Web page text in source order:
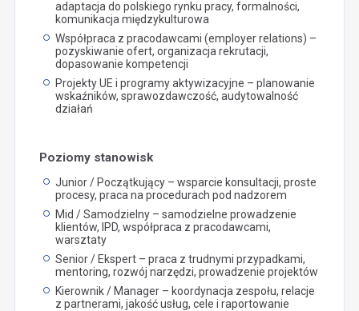
adaptacja do polskiego rynku pracy, formalności,
komunikacja międzykulturowa
Współpraca z pracodawcami (employer relations) –
pozyskiwanie ofert, organizacja rekrutacji,
dopasowanie kompetencji
Projekty UE i programy aktywizacyjne – planowanie
wskaźników, sprawozdawczość, audytowalność
działań
Poziomy stanowisk
Junior / Początkujący – wsparcie konsultacji, proste
procesy, praca na procedurach pod nadzorem
Mid / Samodzielny – samodzielne prowadzenie
klientów, IPD, współpraca z pracodawcami,
warsztaty
Senior / Ekspert – praca z trudnymi przypadkami,
mentoring, rozwój narzędzi, prowadzenie projektów
Kierownik / Manager – koordynacja zespołu, relacje
z partnerami, jakość usług, cele i raportowanie